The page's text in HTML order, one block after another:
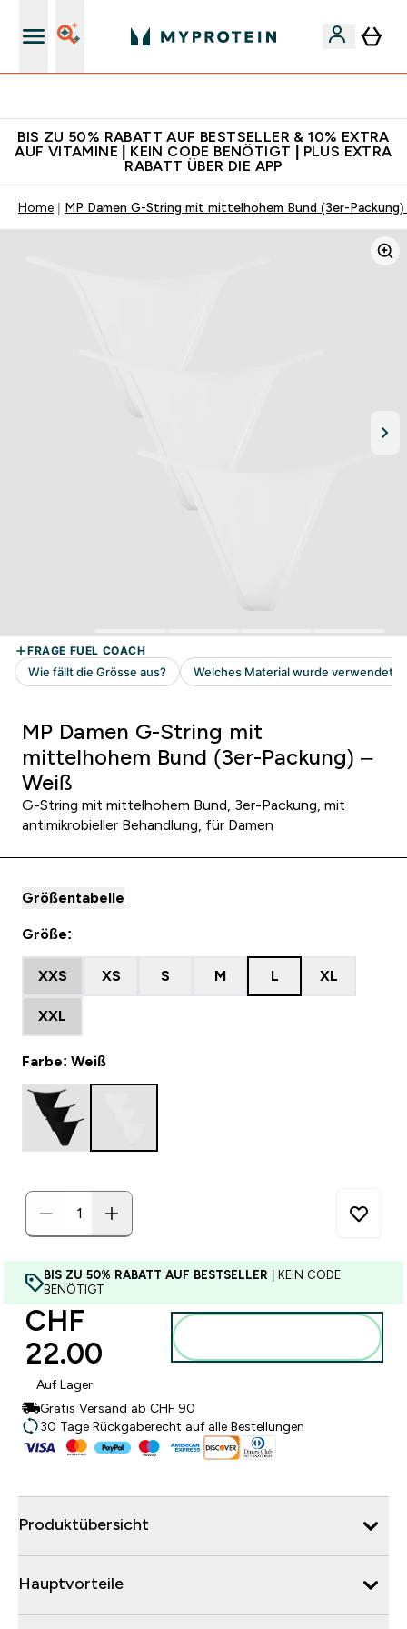
BIS ZU 50% RABATT AUF BESTSELLER & 10% EXTRA
AUF VITAMINE | KEIN CODE BENÖTIGT | PLUS EXTRA
RABATT ÜBER DIE APP
Home MP Damen G-String mit mittelhohem Bund (3er-
MP Damen G-String mit
mittelhohem Bund (3er-Packung) –
Weiß
G-String mit mittelhohem Bund, 3er-Packung, mit
antimikrobieller Behandlung, für Damen
Größentabelle
Größe:
XXS XS S M L XL
XXL
Farbe: Weiß
BIS ZU 50% RABATT AUF BESTSELLER | KEIN CODE
BENÖTIGT
CHF
22.00‎
Auf Lager
Gratis Versand ab CHF 90
30 Tage Rückgaberecht auf alle Bestellungen
Produktübersicht
Hauptvorteile